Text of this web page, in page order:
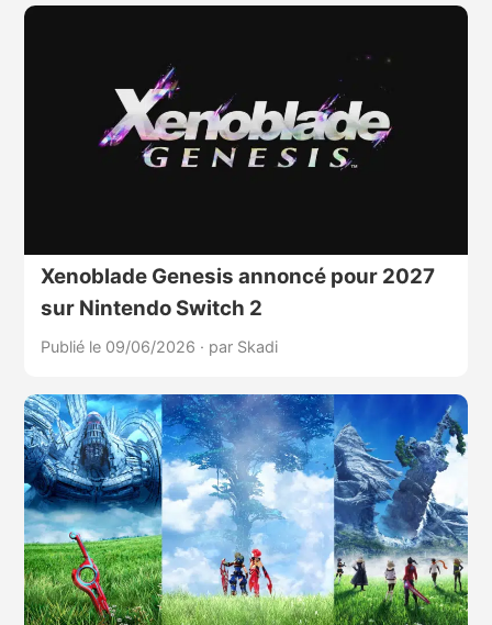
Xenoblade Genesis annoncé pour 2027
sur Nintendo Switch 2
Publié le 09/06/2026 · par Skadi